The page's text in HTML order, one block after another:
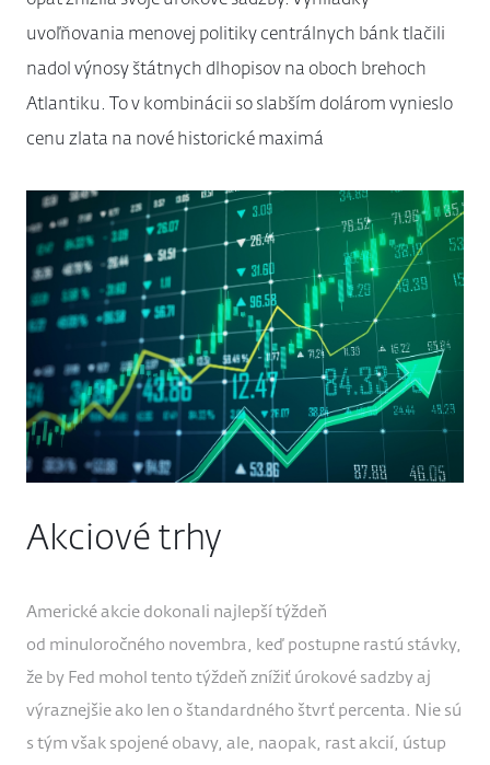
uvoľňovania menovej politiky centrálnych bánk tlačili
nadol výnosy štátnych dlhopisov na oboch brehoch
Atlantiku. To v kombinácii so slabším dolárom vynieslo
cenu zlata na nové historické maximá
Akciové trhy
Americké akcie dokonali najlepší týždeň
od minuloročného novembra, keď postupne rastú stávky,
že by Fed mohol tento týždeň znížiť úrokové sadzby aj
výraznejšie ako len o štandardného štvrť percenta. Nie sú
s tým však spojené obavy, ale, naopak, rast akcií, ústup